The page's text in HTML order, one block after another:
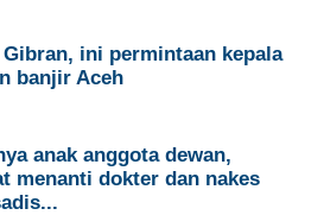
ini permintaan kepala
banjir Aceh
anak anggota dewan,
menanti dokter dan nakes